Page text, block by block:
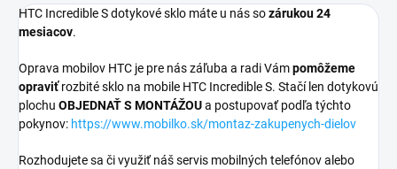
HTC Incredible S dotykové sklo máte u nás sozárukou 24
mesiacov.
Oprava mobilov HTC je pre nás záľuba a radi Vámpomôžeme
opraviť rozbité sklo na mobile HTC Incredible S. Stačí len dotykovú
plochu OBJEDNAŤ S MONTÁŽOUa postupovať podľa týchto
pokynov: https://www.mobilko.sk/montaz-zakupenych-dielov
Rozhodujete sa či využiť náš servis mobilných telefónov alebo